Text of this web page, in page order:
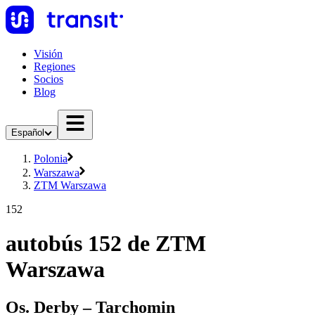
Visión
Regiones
Socios
Blog
Español
Polonia
Warszawa
ZTM Warszawa
152
autobús 152 de ZTM
Warszawa
Os. Derby – Tarchomin